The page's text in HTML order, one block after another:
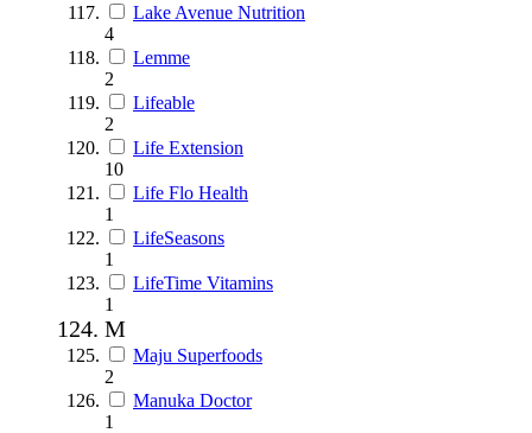
Lake Avenue Nutrition
4
Lemme
2
Lifeable
2
Life Extension
10
Life Flo Health
1
LifeSeasons
1
LifeTime Vitamins
1
M
Maju Superfoods
2
Manuka Doctor
1